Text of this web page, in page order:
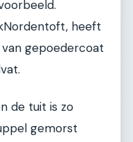
heeft
gepoedercoat
de tuit is zo
gemorst